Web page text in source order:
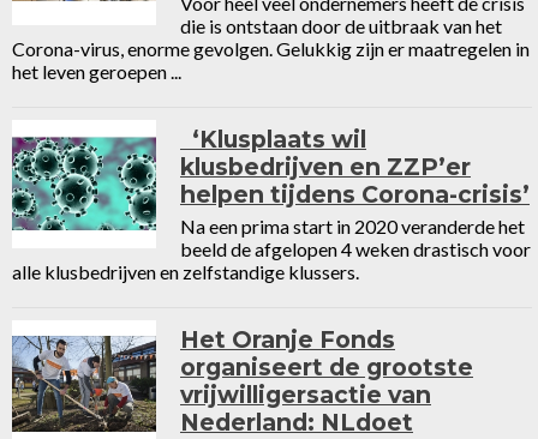
die is ontstaan door de uitbraak van het
Corona-virus, enorme gevolgen. Gelukkig zijn er maatregelen in
het leven geroepen ...
‘Klusplaats wil
klusbedrijven en ZZP’er
helpen tijdens Corona-crisis’
Na een prima start in 2020 veranderde het
beeld de afgelopen 4 weken drastisch voor
alle klusbedrijven en zelfstandige klussers.
Het Oranje Fonds
organiseert de grootste
vrijwilligersactie van
Nederland: NLdoet